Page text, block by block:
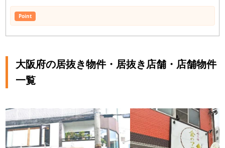
Point
大阪府の居抜き物件・居抜き店舗・店舗物件
一覧